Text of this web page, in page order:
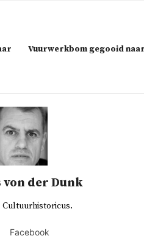
Vuurwerkbom gegooid
von der Dunk
Facebook